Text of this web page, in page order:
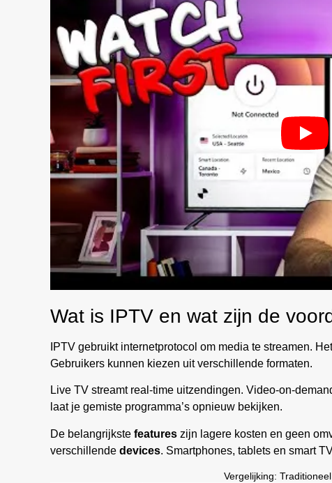
Wat is IPTV en wat zijn de
IPTV gebruikt internetprotocol om media te streamen.
Gebruikers kunnen kiezen uit verschillende formaten.
Live TV streamt real-time uitzendingen. Video-on-
laat je gemiste programma’s opnieuw bekijken.
De belangrijkste features zijn lagere kosten en geen
verschillende devices. Smartphones, tablets en smart
Vergelijking: